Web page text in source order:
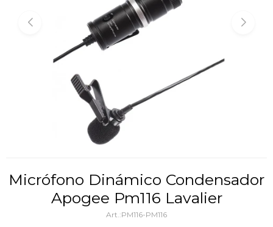
Micrófono Dinámico Condensador
Apogee Pm116 Lavalier
PM116-PM116